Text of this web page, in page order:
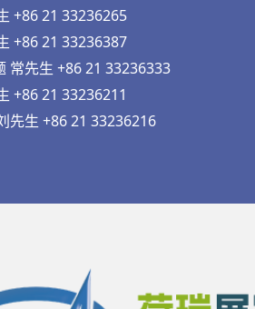
+86 21 33236265
+86 21 33236387
常先生 +86 21 33236333
+86 21 33236211
先生 +86 21 33236216